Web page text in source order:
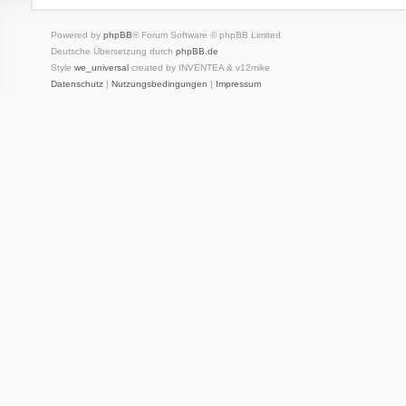
Powered by phpBB® Forum Software © phpBB Limited
Deutsche Übersetzung durch phpBB.de
Style we_universalcreated by INVENTEA & v12mike
Datenschutz| Nutzungsbedingungen | Impressum